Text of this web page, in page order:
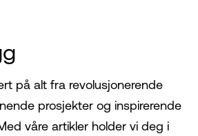
på alt fra revolusjonerende
prosjekter og inspirerende
våre artikler holder vi deg i